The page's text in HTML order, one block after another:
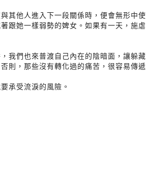
其他人進入下一段關係時，便會無形
跟她一樣弱勢的婢女。如果有一天，
我們也來普渡自己內在的陰暗面，讓
則，那些沒有轉化過的痛苦，很容易傳遞
承受流淚的風險。